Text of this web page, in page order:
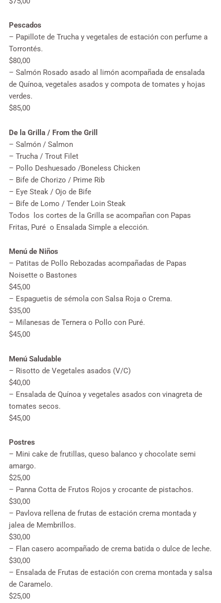
Pescados
– Papillote de Trucha y vegetales de estación con perfume a
Torrontés.
$80,00
– Salmón Rosado asado al limón acompañada de ensalada
de Quínoa, vegetales asados y compota de tomates y hojas
verdes.
$85,00
De la Grilla / From the Grill
– Salmón / Salmon
– Trucha / Trout Filet
– Pollo Deshuesado /Boneless Chicken
– Bife de Chorizo / Prime Rib
– Eye Steak / Ojo de Bife
– Bife de Lomo / Tender Loin Steak
Todos los cortes de la Grilla se acompañan con Papas
Fritas, Puré o Ensalada Simple a elección.
Menú de Niños
– Patitas de Pollo Rebozadas acompañadas de Papas
Noisette o Bastones
$45,00
– Espaguetis de sémola con Salsa Roja o Crema.
$35,00
– Milanesas de Ternera o Pollo con Puré.
$45,00
Menú Saludable
– Risotto de Vegetales asados (V/C)
$40,00
– Ensalada de Quínoa y vegetales asados con vinagreta de
tomates secos.
$45,00
Postres
– Mini cake de frutillas, queso balanco y chocolate semi
amargo.
$25,00
– Panna Cotta de Frutos Rojos y crocante de pistachos.
$30,00
– Pavlova rellena de frutas de estación crema montada y
jalea de Membrillos.
$30,00
– Flan casero acompañado de crema batida o dulce de leche.
$30,00
– Ensalada de Frutas de estación con crema montada y salsa
de Caramelo.
$25,00